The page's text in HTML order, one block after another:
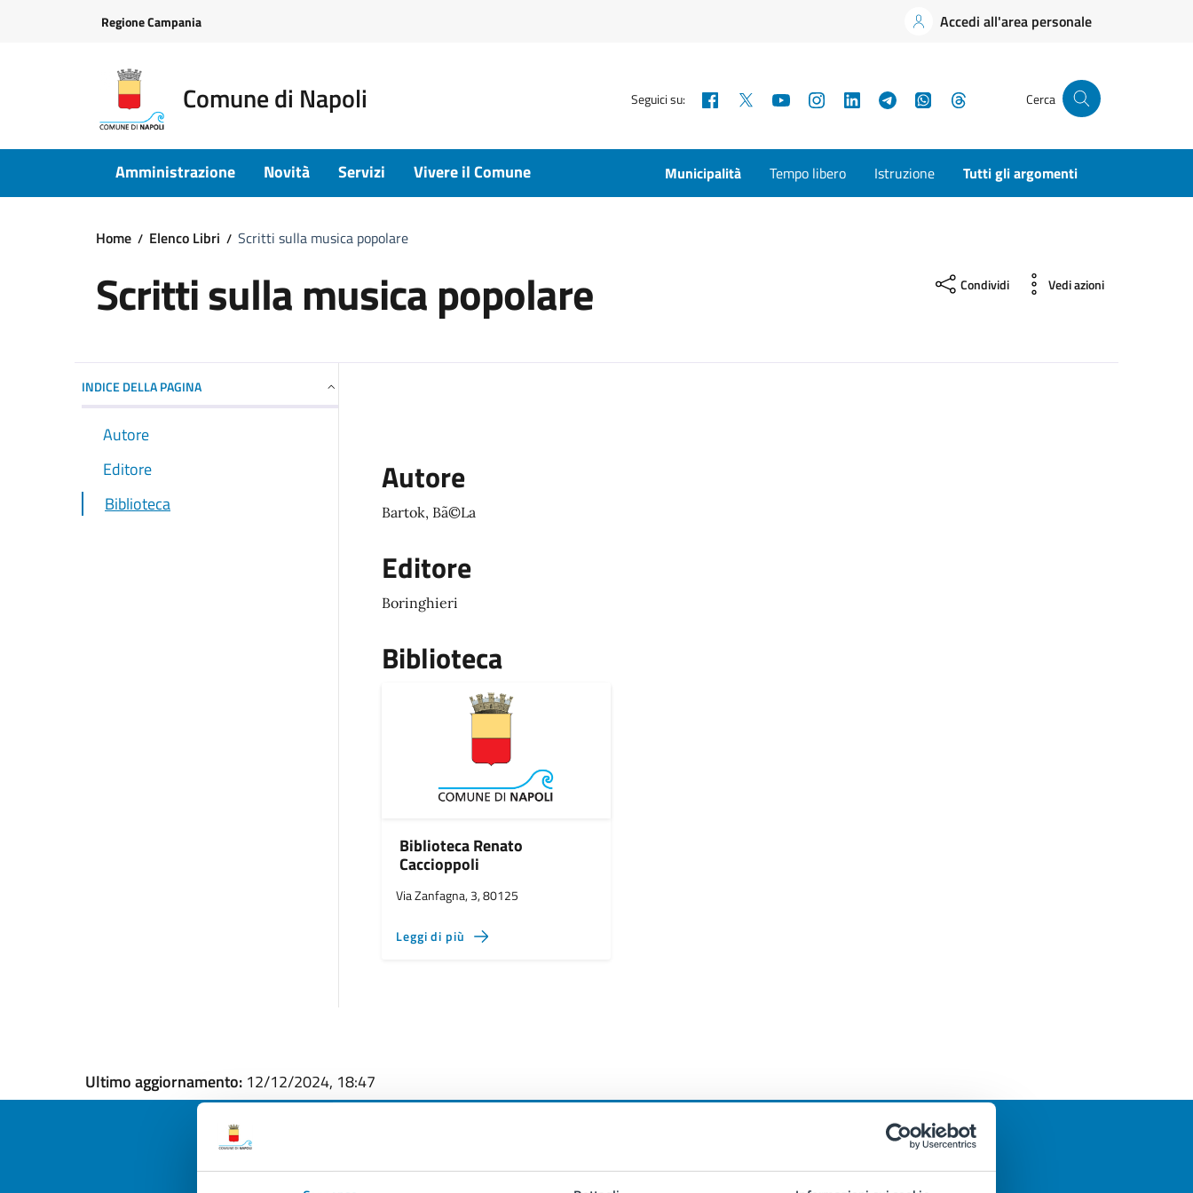
Regione Campania Accedi all'area personale
Comune di Napoli Seguici su: Facebook YouTubeInstagramLinkedInTelegramWhatsApp Cerca
Amministrazione Novità Servizi Vivere il Comune Municipalità Tempo libero Istruzione Tutti gli argomenti
Home Elenco Libri Scritti sulla musica popolare
Scritti sulla musica popolare Condividi Vedi azioni
INDICE DELLA PAGINA
Autore
Editore
Biblioteca
Autore
Bartok, Bã©La
Editore
Boringhieri
Biblioteca
Biblioteca Renato
Caccioppoli
Via Zanfagna, 3, 80125
Leggi di più
Ultimo aggiornamento: 12/12/2024, 18:47